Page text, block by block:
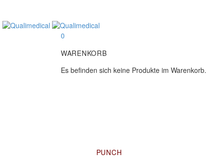
0
WARENKORB
Es befinden sich keine Produkte im Warenkorb.
PUNCH